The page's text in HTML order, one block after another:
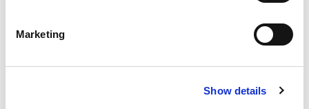
Marketing
Show details